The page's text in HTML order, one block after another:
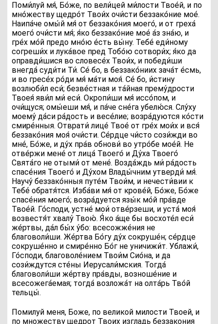
Поми́луй мя́, Бо́же, по вели́цей ми́лости Твое́й, и по
мно́жеству щедро́т Твои́х очи́сти беззако́ние мое́.
Наипа́че омы́й мя́ от беззако́ния моего́, и от греха́
моего́ очи́сти мя́; я́ко беззако́ние мое́ а́з зна́ю, и
гре́х мо́й предо мно́ю е́сть вы́ну. Тебе́ еди́ному
согреши́х и лука́вое пред Тобо́ю сотвори́х; я́ко да
оправди́шися во словесе́х Твои́х, и победи́ши
внегда́ суди́ти Ти́. Се́ бо, в беззако́ниих зача́т е́смь,
и во гресе́х ро́ди мя́ ма́ти моя́. Се́ бо, и́стину
возлюби́л еси́; безве́стная и та́йная прему́дрости
Твоея́ яви́л ми́ еси́. Окропи́ши мя́ иссо́пом, и
очи́щуся; омы́еши мя́, и па́че сне́га убелю́ся. Слу́ху
моему́ да́си ра́дость и весе́лие; возра́дуются ко́сти
смире́нныя. Отврати́ лице́ Твое́ от гре́х мои́х и вся́
беззако́ния моя́ очи́сти. Се́рдце чи́сто сози́жди во
мне́, Бо́же, и ду́х пра́в обнови́ во утро́бе мое́й. Не
отве́ржи мене́ от лица́ Твоего́ и Ду́ха Твоего́
Свята́го не отыми́ от мене́. Возда́ждь ми́ ра́дость
спасе́ния Твоего́ и Ду́хом Влады́чним утверди́ мя́.
Научу́ беззако́нныя путе́м Твои́м, и нечести́вии к
Тебе́ обратя́тся. Изба́ви мя́ от крове́й, Бо́же, Бо́же
спасе́ния моего́; возра́дуется язы́к мо́й пра́вде
Твое́й. Го́споди, устне́ мои́ отве́рзеши, и уста́ моя́
возвестя́т хвалу́ Твою́. Я́ко а́ще бы восхоте́л еси́
же́ртвы, да́л бы́х у́бо: всесожже́ния не
благоволи́ши. Же́ртва Бо́гу ду́х сокруше́н; се́рдце
сокруше́нно и смире́нно Бо́г не уничижи́т. Ублажи́,
Го́споди, благоволе́нием Твои́м Сио́на, и да
сози́ждутся сте́ны Иерусали́мския. Тогда́
благоволи́ши же́ртву пра́вды, возноше́ние и
всесожега́емая; тогда́ возложа́т на олта́рь Тво́й
тельцы́.
Помилуй меня, Боже, по великой милости Твоей, и
по множеству щедрот Твоих изгладь беззакония